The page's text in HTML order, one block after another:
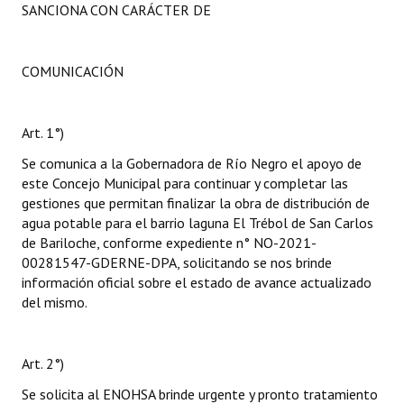
SANCIONA CON CARÁCTER DE
COMUNICACIÓN
Art. 1°)
Se comunica a la Gobernadora de Río Negro el apoyo de
este Concejo Municipal para continuar y completar las
gestiones que permitan finalizar la obra de distribución de
agua potable para el barrio laguna El Trébol de San Carlos
de Bariloche, conforme expediente n° NO-2021-
00281547-GDERNE-DPA, solicitando se nos brinde
información oficial sobre el estado de avance actualizado
del mismo.
Art. 2°)
Se solicita al ENOHSA brinde urgente y pronto tratamiento